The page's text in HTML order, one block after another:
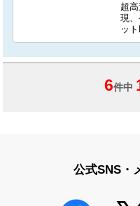
超
現
ッ
6件中
公式SNS・